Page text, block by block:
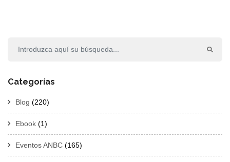
Categorías
Blog (220)
Ebook (1)
Eventos ANBC (165)